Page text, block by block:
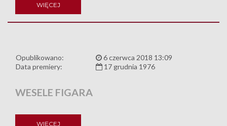
WIĘCEJ
Opublikowano:
6 czerwca 2018 13:09
Data premiery:
17 grudnia 1976
WESELE FIGARA
WIĘCEJ